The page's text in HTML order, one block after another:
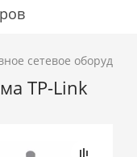
сетевое
TP-Link